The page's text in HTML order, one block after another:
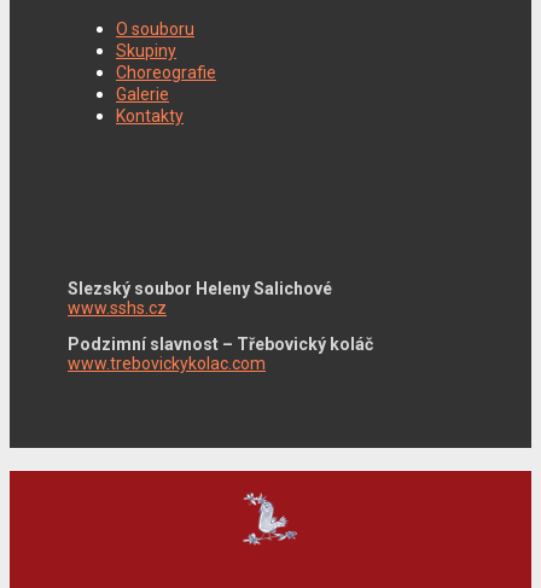
O souboru
Skupiny
Choreografie
Galerie
Kontakty
Slezský soubor Heleny Salichové
www.sshs.cz
Podzimní slavnost – Třebovický koláč
www.trebovickykolac.com